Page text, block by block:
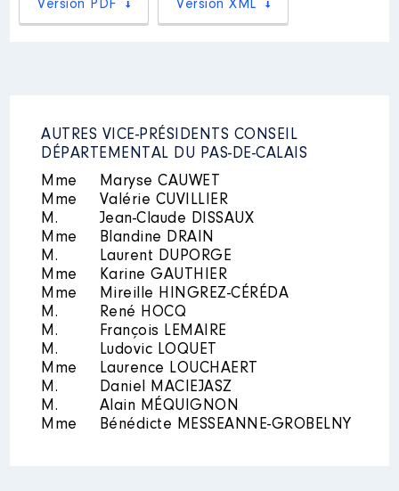
Version PDF Version XML
AUTRES VICE-PRÉSIDENTS CONSEIL
DÉPARTEMENTAL DU PAS-DE-CALAIS
Mme
Maryse CAUWET
Mme
Valérie CUVILLIER
M.
Jean-Claude DISSAUX
Mme
Blandine DRAIN
M.
Laurent DUPORGE
Mme
Karine GAUTHIER
Mme
Mireille HINGREZ-CÉRÉDA
M.
René HOCQ
M.
François LEMAIRE
M.
Ludovic LOQUET
Mme
Laurence LOUCHAERT
M.
Daniel MACIEJASZ
M.
Alain MÉQUIGNON
Mme
Bénédicte MESSEANNE-GROBELNY